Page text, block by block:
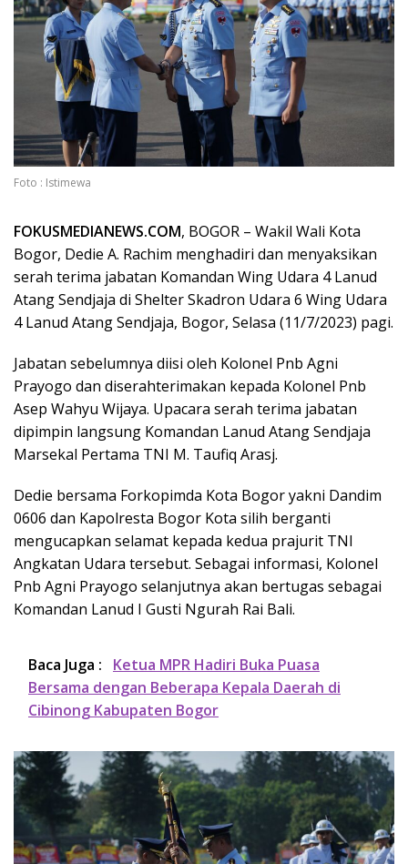
Foto : Istimewa
FOKUSMEDIANEWS.COM, BOGOR – Wakil Wali Kota
Bogor, Dedie A. Rachim menghadiri dan menyaksikan
serah terima jabatan Komandan Wing Udara 4 Lanud
Atang Sendjaja di Shelter Skadron Udara 6 Wing Udara
4 Lanud Atang Sendjaja, Bogor, Selasa (11/7/2023) pagi.
Jabatan sebelumnya diisi oleh Kolonel Pnb Agni
Prayogo dan diserahterimakan kepada Kolonel Pnb
Asep Wahyu Wijaya. Upacara serah terima jabatan
dipimpin langsung Komandan Lanud Atang Sendjaja
Marsekal Pertama TNI M. Taufiq Arasj.
Dedie bersama Forkopimda Kota Bogor yakni Dandim
0606 dan Kapolresta Bogor Kota silih berganti
mengucapkan selamat kepada kedua prajurit TNI
Angkatan Udara tersebut. Sebagai informasi, Kolonel
Pnb Agni Prayogo selanjutnya akan bertugas sebagai
Komandan Lanud I Gusti Ngurah Rai Bali.
Baca Juga :
Ketua MPR Hadiri Buka Puasa
Bersama dengan Beberapa Kepala Daerah di
Cibinong Kabupaten Bogor